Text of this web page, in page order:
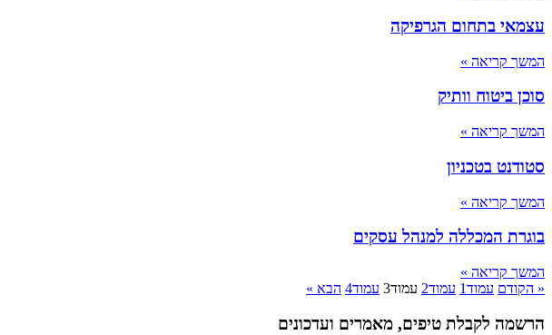
עצמאי בתחום הגרפיקה
המשך קריאה »
סוכן ביטוח וותיק
המשך קריאה »
סטודנט בטכניון
המשך קריאה »
בוגרת המכללה למנהל עסקים
המשך קריאה »
« הקודם עמוד1 עמוד2 עמוד3 עמוד4 הבא »
הרשמה לקבלת טיפים, מאמרים ועדכונים